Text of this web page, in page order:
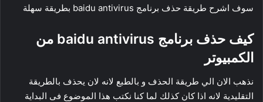
سوف اشرح طريقة حذف برنامج baidu antivirus بطريقة سهلة
كيف حذف برنامج baidu antivirus من
الكمبيوتر
نذهب الان الي طريقة الحذف و بالطبع لانه لان يحذف بالطريقة
التقليدية لانه اذا كان كذلك لما كنا نكتب هذا الموضوع فى البداية